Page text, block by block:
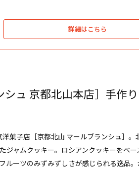
詳細はこちら
シュ 京都北山本店］手作
菓子店［京都北山 マールブランシュ］
ジャムクッキー。ロシアンクッキーをベ
ルーツのみずみずしさが感じられる逸品